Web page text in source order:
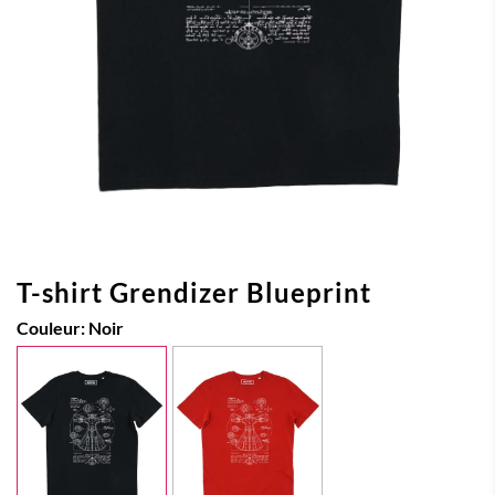
T-shirt Grendizer Blueprint
Couleur: Noir